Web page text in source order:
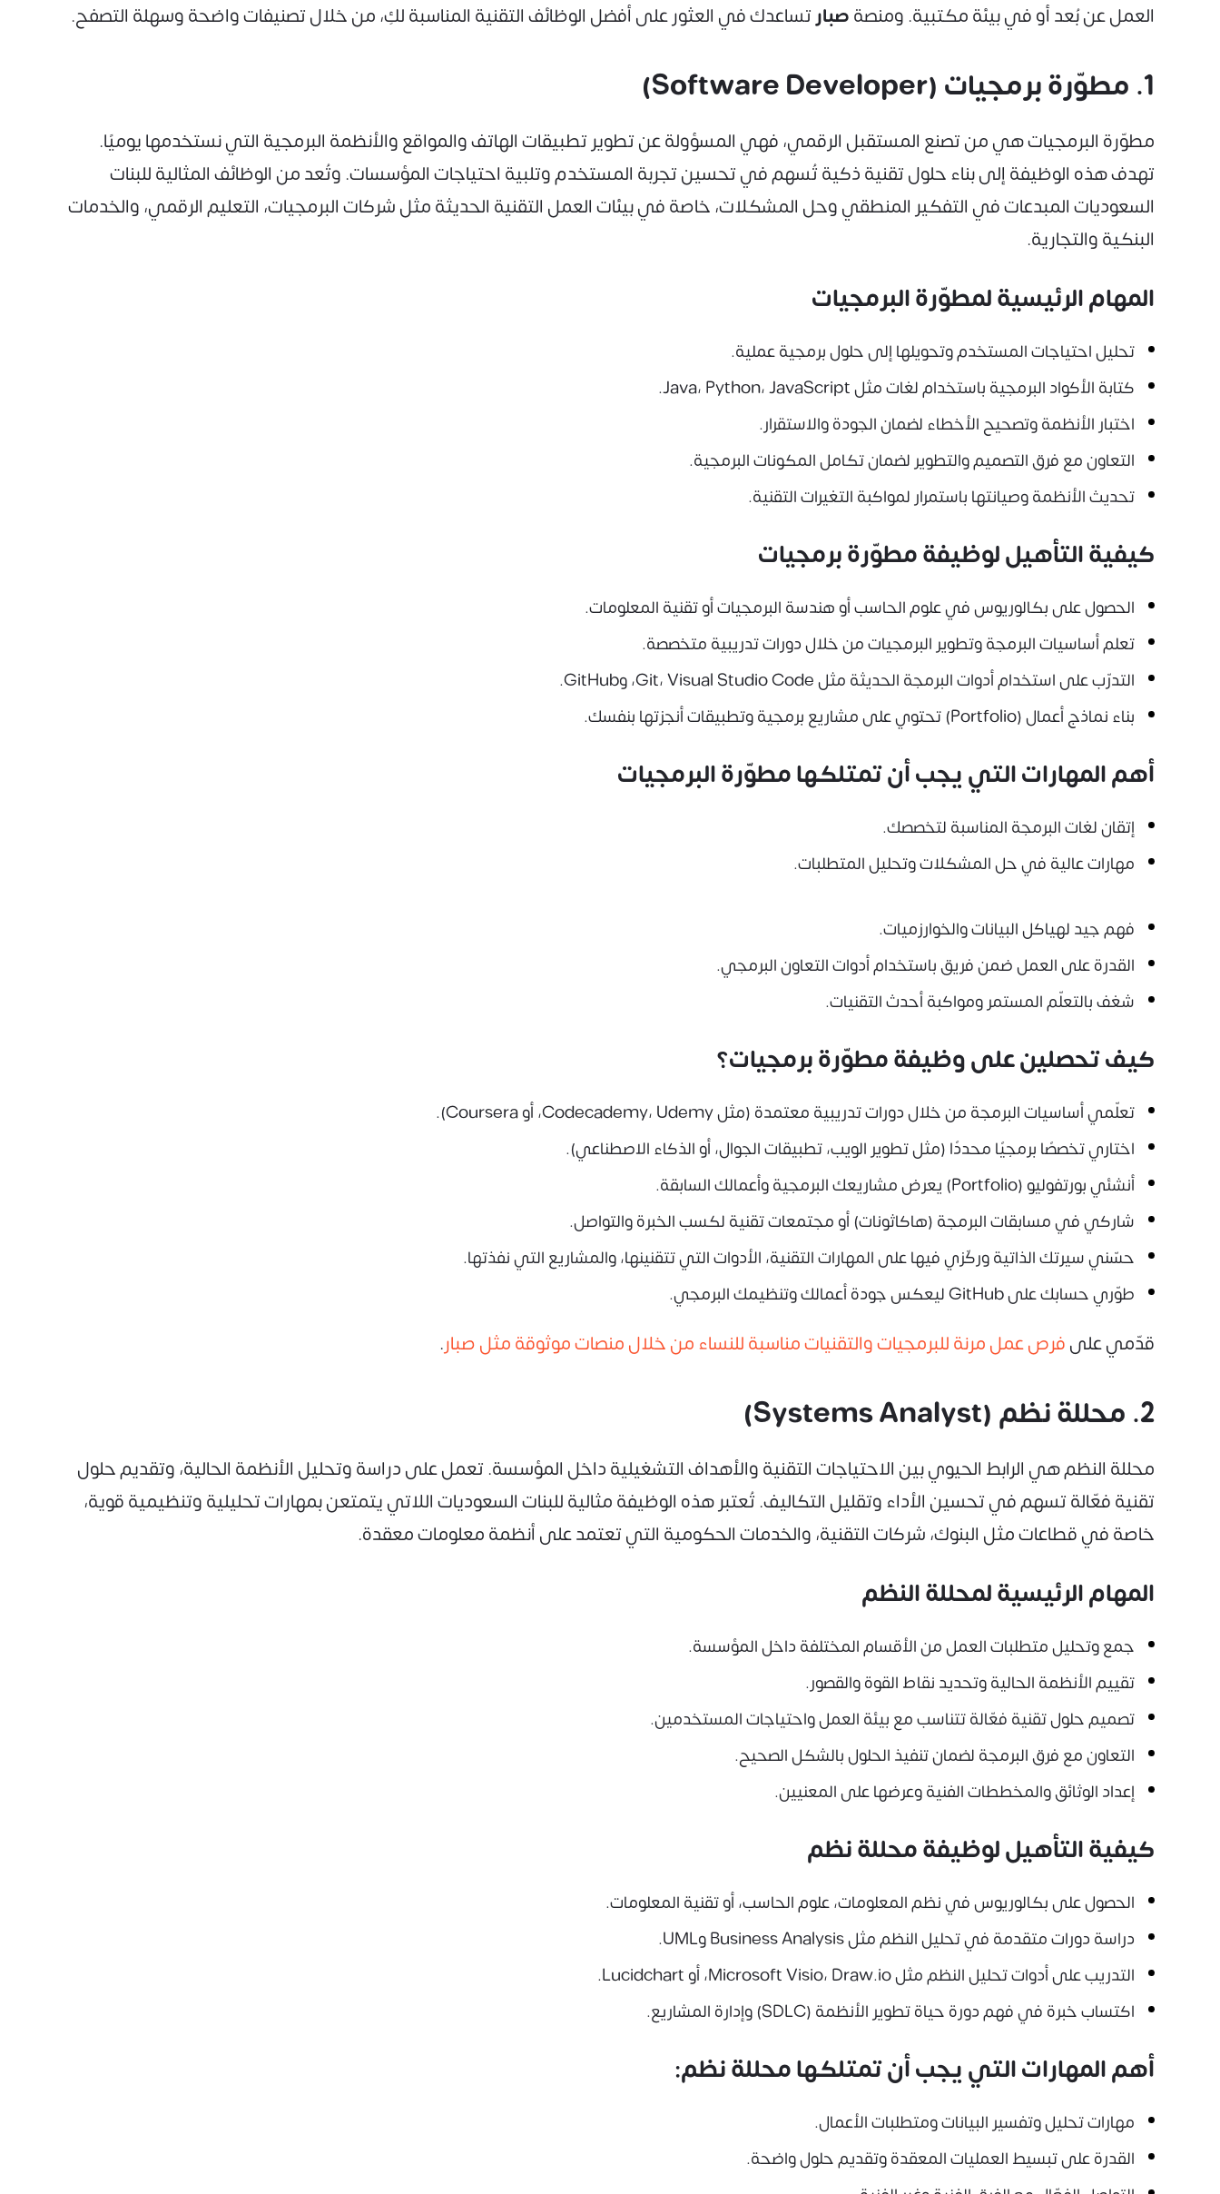
العمل عن بُعد أو في بيئة مكتبية. ومنصةصبارتساعدك في العثور على أفضل الوظائف التقنية المناسبة لكِ، من خلال تصنيفات واضحة وسهلة التصفح.
1. مطوّرة برمجيات (Software Developer)
مطوّرة البرمجيات هي من تصنع المستقبل الرقمي، فهي المسؤولة عن تطوير تطبيقات الهاتف والمواقع والأنظمة البرمجية التي نستخدمها يوميًا.
تهدف هذه الوظيفة إلى بناء حلول تقنية ذكية تُسهم في تحسين تجربة المستخدم وتلبية احتياجات المؤسسات. وتُعد من الوظائف المثالية للبنات
السعوديات المبدعات في التفكير المنطقي وحل المشكلات، خاصة في بيئات العمل التقنية الحديثة مثل شركات البرمجيات، التعليم الرقمي، والخدمات
البنكية والتجارية.
المهام الرئيسية لمطوّرة البرمجيات
تحليل احتياجات المستخدم وتحويلها إلى حلول برمجية عملية.
كتابة الأكواد البرمجية باستخدام لغات مثل Java، Python، JavaScript.
اختبار الأنظمة وتصحيح الأخطاء لضمان الجودة والاستقرار.
التعاون مع فرق التصميم والتطوير لضمان تكامل المكونات البرمجية.
تحديث الأنظمة وصيانتها باستمرار لمواكبة التغيرات التقنية.
كيفية التأهيل لوظيفة مطوّرة برمجيات
الحصول على بكالوريوس في علوم الحاسب أو هندسة البرمجيات أو تقنية المعلومات.
تعلم أساسيات البرمجة وتطوير البرمجيات من خلال دورات تدريبية متخصصة.
التدرّب على استخدام أدوات البرمجة الحديثة مثل Git، Visual Studio Code، وGitHub.
بناء نماذج أعمال (Portfolio) تحتوي على مشاريع برمجية وتطبيقات أنجزتها بنفسك.
أهم المهارات التي يجب أن تمتلكها مطوّرة البرمجيات
إتقان لغات البرمجة المناسبة لتخصصك.
مهارات عالية في حل المشكلات وتحليل المتطلبات.
فهم جيد لهياكل البيانات والخوارزميات.
القدرة على العمل ضمن فريق باستخدام أدوات التعاون البرمجي.
شغف بالتعلّم المستمر ومواكبة أحدث التقنيات.
كيف تحصلين على وظيفة مطوّرة برمجيات؟
تعلّمي أساسيات البرمجة من خلال دورات تدريبية معتمدة (مثل Codecademy، Udemy، أو Coursera).
اختاري تخصصًا برمجيًا محددًا (مثل تطوير الويب، تطبيقات الجوال، أو الذكاء الاصطناعي).
أنشئي بورتفوليو (Portfolio) يعرض مشاريعك البرمجية وأعمالك السابقة.
شاركي في مسابقات البرمجة (هاكاثونات) أو مجتمعات تقنية لكسب الخبرة والتواصل.
حسّني سيرتك الذاتية وركّزي فيها على المهارات التقنية، الأدوات التي تتقنينها، والمشاريع التي نفذتها.
طوّري حسابك على GitHub ليعكس جودة أعمالك وتنظيمك البرمجي.
قدّمي علىفرص عمل مرنة للبرمجيات والتقنيات مناسبة للنساء من خلال منصات موثوقة مثل صبار.
2. محللة نظم (Systems Analyst)
محللة النظم هي الرابط الحيوي بين الاحتياجات التقنية والأهداف التشغيلية داخل المؤسسة. تعمل على دراسة وتحليل الأنظمة الحالية، وتقديم حلول
تقنية فعّالة تسهم في تحسين الأداء وتقليل التكاليف. تُعتبر هذه الوظيفة مثالية للبنات السعوديات اللاتي يتمتعن بمهارات تحليلية وتنظيمية قوية،
خاصة في قطاعات مثل البنوك، شركات التقنية، والخدمات الحكومية التي تعتمد على أنظمة معلومات معقدة.
المهام الرئيسية لمحللة النظم
جمع وتحليل متطلبات العمل من الأقسام المختلفة داخل المؤسسة.
تقييم الأنظمة الحالية وتحديد نقاط القوة والقصور.
تصميم حلول تقنية فعّالة تتناسب مع بيئة العمل واحتياجات المستخدمين.
التعاون مع فرق البرمجة لضمان تنفيذ الحلول بالشكل الصحيح.
إعداد الوثائق والمخططات الفنية وعرضها على المعنيين.
كيفية التأهيل لوظيفة محللة نظم
الحصول على بكالوريوس في نظم المعلومات، علوم الحاسب، أو تقنية المعلومات.
دراسة دورات متقدمة في تحليل النظم مثل Business Analysis وUML.
التدريب على أدوات تحليل النظم مثل Microsoft Visio، Draw.io، أو Lucidchart.
اكتساب خبرة في فهم دورة حياة تطوير الأنظمة (SDLC) وإدارة المشاريع.
أهم المهارات التي يجب أن تمتلكها محللة نظم:
مهارات تحليل وتفسير البيانات ومتطلبات الأعمال.
القدرة على تبسيط العمليات المعقدة وتقديم حلول واضحة.